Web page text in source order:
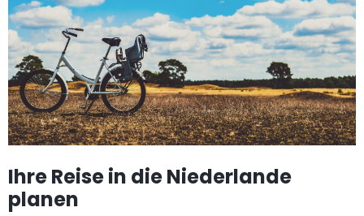
Ihre Reise in die Niederlande
planen